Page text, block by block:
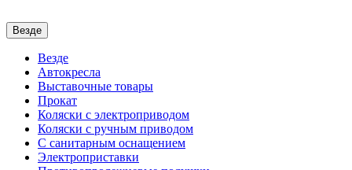
Везде
Везде
Автокресла
Выставочные товары
Прокат
Коляски с электроприводом
Коляски с ручным приводом
С санитарным оснащением
Электроприставки